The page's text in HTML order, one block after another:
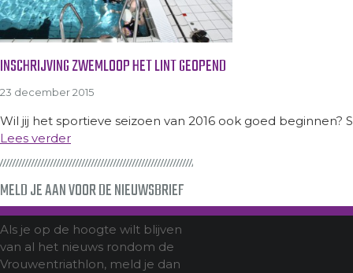
INSCHRIJVING ZWEMLOOP HET LINT GEOPEND
23 december 2015
Wil jij het sportieve seizoen van 2016 ook goed
Lees verder
MELD JE AAN VOOR DE NIEUWSBRIEF
Als je op de hoogte wilt blijven
van al het nieuws rondom de
Vrouwentriathlon, meld je dan